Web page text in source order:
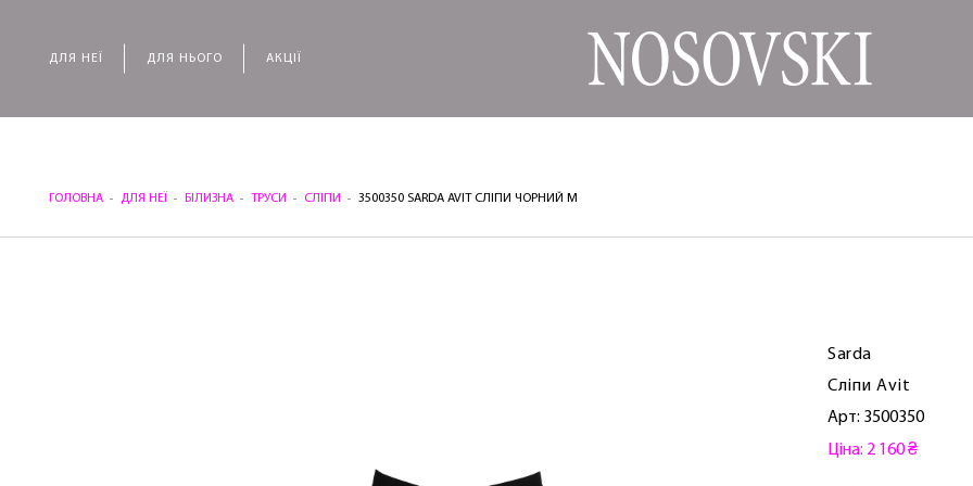
ДЛЯ НЕЇ ДЛЯ НЬОГО АКЦІЇ
ГОЛОВНА ДЛЯ НЕЇ БІЛИЗНА ТРУСИ СЛІПИ 3500350 SARDA AVIT СЛІПИ ЧОРНИЙ M
Sarda
Сліпи Avit
Арт: 3500350
Ціна: 2 160 ₴